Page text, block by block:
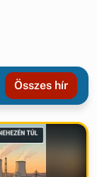
Összes hír